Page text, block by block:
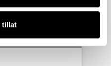
tillat